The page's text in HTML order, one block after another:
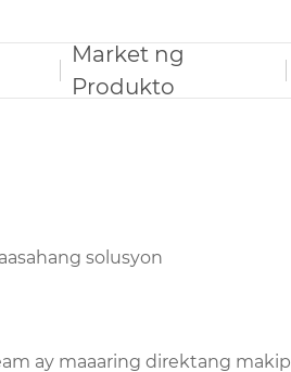
Market ng
Produkto
solusyon
ay maaaring direktang